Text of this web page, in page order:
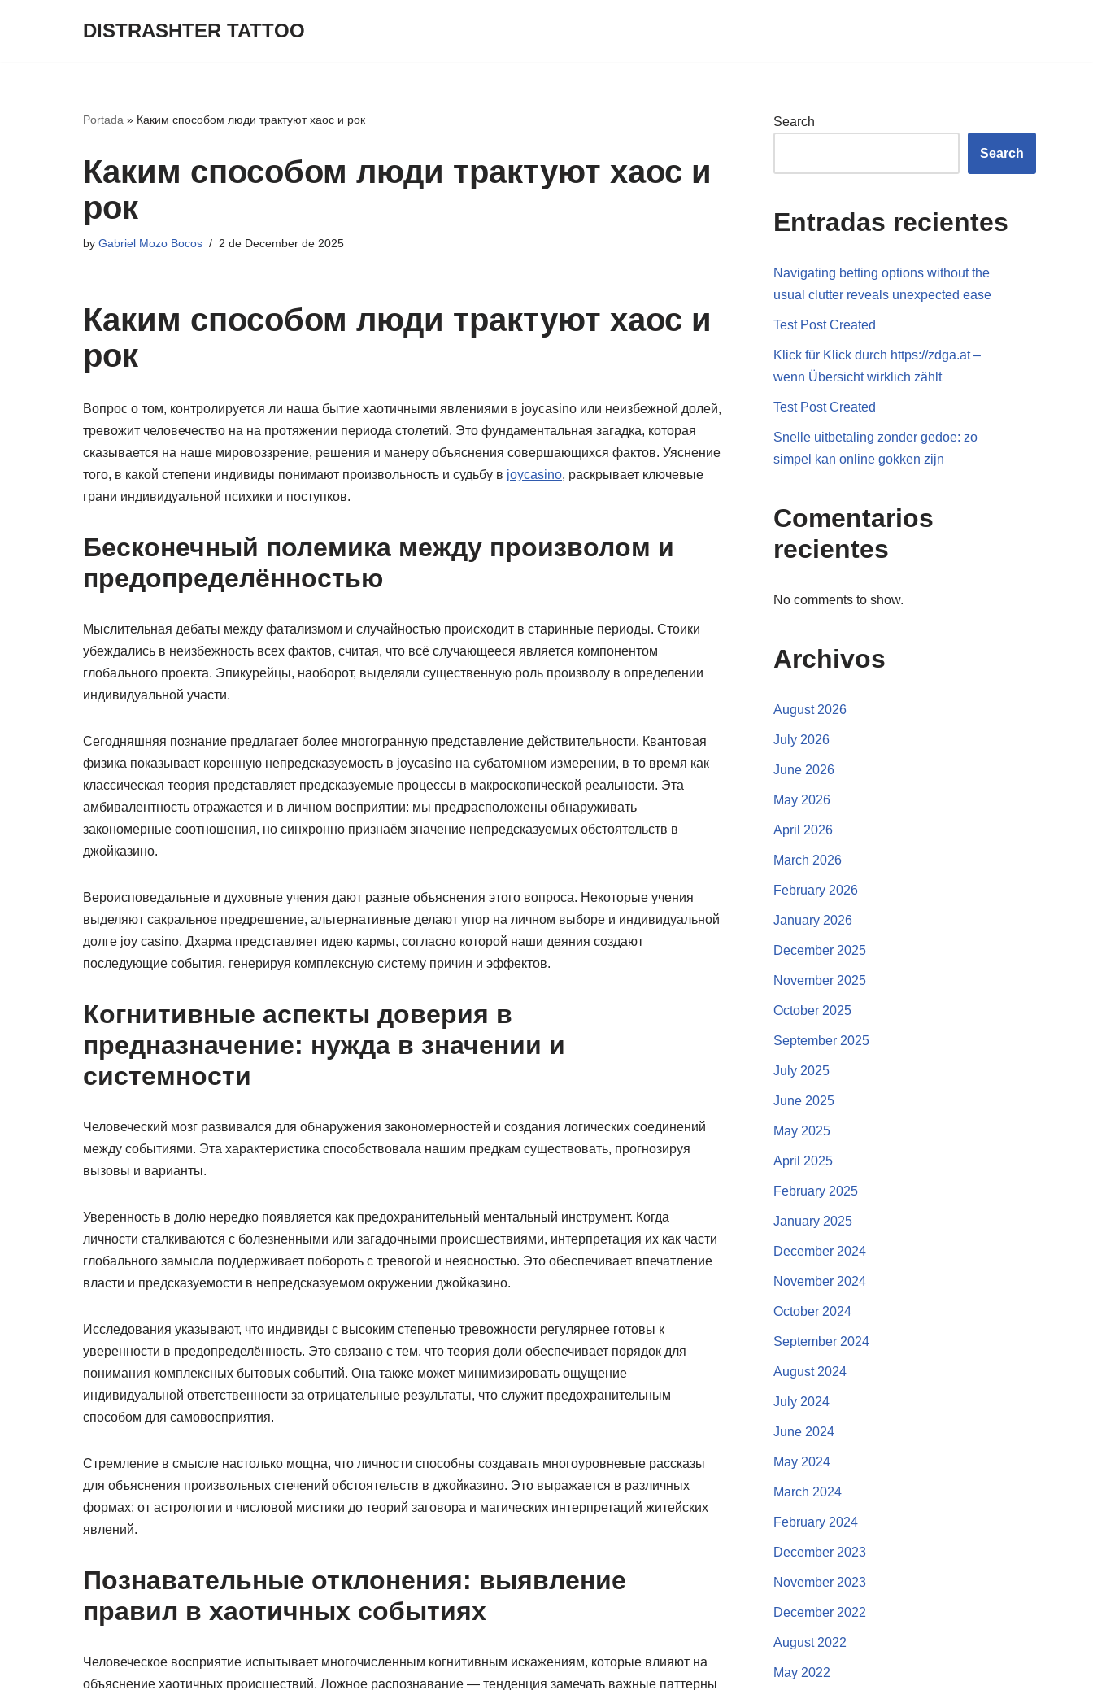
DISTRASHTER TATTOO
Portada » Каким способом люди трактуют хаос и рок
Каким способом люди трактуют хаос и
рок
by Gabriel Mozo Bocos 2 de December de 2025
Каким способом люди трактуют хаос и
рок
Вопрос о том, контролируется ли наша бытие хаотичными явлениями в joycasino или неизбежной долей,
тревожит человечество на на протяжении периода столетий. Это фундаментальная загадка, которая
сказывается на наше мировоззрение, решения и манеру объяснения совершающихся фактов. Уяснение
того, в какой степени индивиды понимают произвольность и судьбу в joycasino, раскрывает ключевые
грани индивидуальной психики и поступков.
Бесконечный полемика между произволом и
предопределённостью
Мыслительная дебаты между фатализмом и случайностью происходит в старинные периоды. Стоики
убеждались в неизбежность всех фактов, считая, что всё случающееся является компонентом
глобального проекта. Эпикурейцы, наоборот, выделяли существенную роль произволу в определении
индивидуальной участи.
Сегодняшняя познание предлагает более многогранную представление действительности. Квантовая
физика показывает коренную непредсказуемость в joycasino на субатомном измерении, в то время как
классическая теория представляет предсказуемые процессы в макроскопической реальности. Эта
амбивалентность отражается и в личном восприятии: мы предрасположены обнаруживать
закономерные соотношения, но синхронно признаём значение непредсказуемых обстоятельств в
джойказино.
Вероисповедальные и духовные учения дают разные объяснения этого вопроса. Некоторые учения
выделяют сакральное предрешение, альтернативные делают упор на личном выборе и индивидуальной
долге joy casino. Дхарма представляет идею кармы, согласно которой наши деяния создают
последующие события, генерируя комплексную систему причин и эффектов.
Когнитивные аспекты доверия в
предназначение: нужда в значении и
системности
Человеческий мозг развивался для обнаружения закономерностей и создания логических соединений
между событиями. Эта характеристика способствовала нашим предкам существовать, прогнозируя
вызовы и варианты.
Уверенность в долю нередко появляется как предохранительный ментальный инструмент. Когда
личности сталкиваются с болезненными или загадочными происшествиями, интерпретация их как части
глобального замысла поддерживает побороть с тревогой и неясностью. Это обеспечивает впечатление
власти и предсказуемости в непредсказуемом окружении джойказино.
Исследования указывают, что индивиды с высоким степенью тревожности регулярнее готовы к
уверенности в предопределённость. Это связано с тем, что теория доли обеспечивает порядок для
понимания комплексных бытовых событий. Она также может минимизировать ощущение
индивидуальной ответственности за отрицательные результаты, что служит предохранительным
способом для самовосприятия.
Стремление в смысле настолько мощна, что личности способны создавать многоуровневые рассказы
для объяснения произвольных стечений обстоятельств в джойказино. Это выражается в различных
формах: от астрологии и числовой мистики до теорий заговора и магических интерпретаций житейских
явлений.
Познавательные отклонения: выявление
правил в хаотичных событиях
Человеческое восприятие испытывает многочисленным когнитивным искажениям, которые влияют на
объяснение хаотичных происшествий. Ложное распознавание — тенденция замечать важные паттерны
Search
Search
Entradas recientes
Navigating betting options without the
usual clutter reveals unexpected ease
Test Post Created
Klick für Klick durch https://zdga.at –
wenn Übersicht wirklich zählt
Test Post Created
Snelle uitbetaling zonder gedoe: zo
simpel kan online gokken zijn
Comentarios
recientes
No comments to show.
Archivos
August 2026
July 2026
June 2026
May 2026
April 2026
March 2026
February 2026
January 2026
December 2025
November 2025
October 2025
September 2025
July 2025
June 2025
May 2025
April 2025
February 2025
January 2025
December 2024
November 2024
October 2024
September 2024
August 2024
July 2024
June 2024
May 2024
March 2024
February 2024
December 2023
November 2023
December 2022
August 2022
May 2022